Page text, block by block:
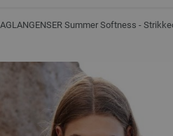
Summer Softness -